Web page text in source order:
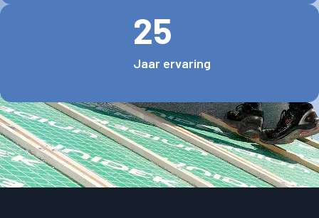
25
Jaar ervaring